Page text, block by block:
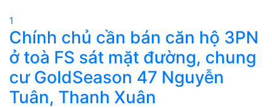
1
Chính chủ cần bán căn hộ 3PN
ở toà FS sát mặt đường, chung
cư GoldSeason 47 Nguyễn
Tuân, Thanh Xuân